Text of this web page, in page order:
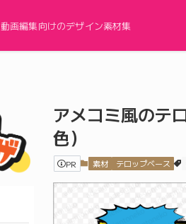
動画編集向けのデザイン素材集
アメコミ風のテ
色）
PR 素材 テロップベース